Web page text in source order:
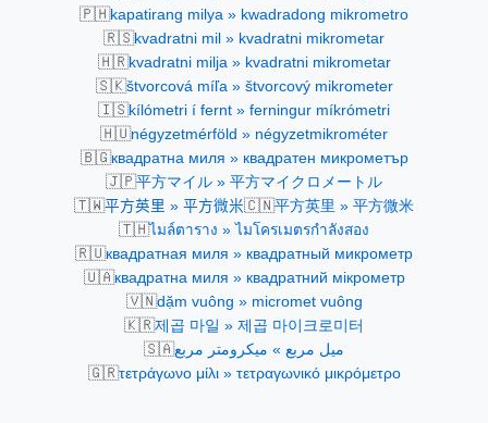
🇵🇭kapatirang milya » kwadradong mikrometro
🇷🇸kvadratni mil » kvadratni mikrometar
🇭🇷kvadratni milja » kvadratni mikrometar
🇸🇰štvorcová míľa » štvorcový mikrometer
🇮🇸kílómetri í fernt » ferningur míkrómetri
🇭🇺négyzetmérföld » négyzetmikrométer
🇧🇬квадратна миля » квадратен микрометър
🇯🇵平方マイル » 平方マイクロメートル
🇹🇼平方英里 » 平方微米🇨🇳平方英里 » 平方微米
🇹🇭ไมล์ตาราง » ไมโครเมตรกำลังสอง
🇷🇺квадратная миля » квадратный микрометр
🇺🇦квадратна миля » квадратний мікрометр
🇻🇳dặm vuông » micromet vuông
🇰🇷제곱 마일 » 제곱 마이크로미터
🇸🇦ميل مربع » ميكرومتر مربع
🇬🇷τετράγωνο μίλι » τετραγωνικό μικρόμετρο